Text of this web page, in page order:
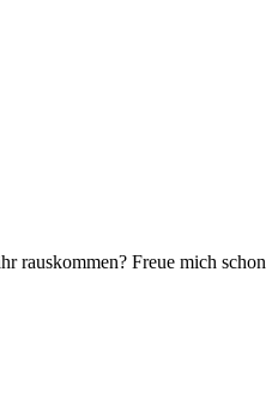
rauskommen? Freue mich schon